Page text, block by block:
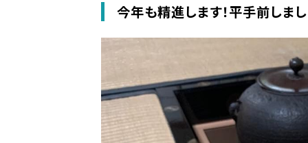
今年も精進します！平手前しまし